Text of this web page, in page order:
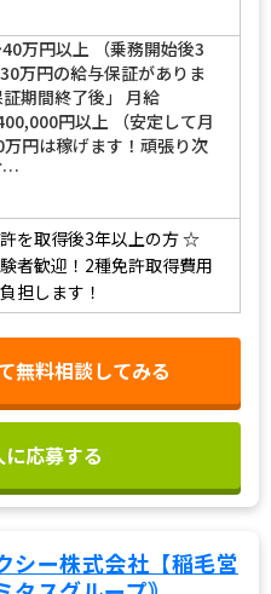
万円以上 （乗務開始後3
万円の給与保証がありま
期間終了後」 月給
円以上 （安定して月
円は稼げます！頑張り次
…
を取得後3年以上の方☆
者歓迎！2種免許取得費用
担します！
無料相談してみる
応募する
シー株式会社【稲毛営